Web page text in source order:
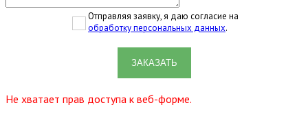
Отправляя заявку, я даю согласие на
обработку персональных данных.
ЗАКАЗАТЬ
Не хватает прав доступа к веб-форме.